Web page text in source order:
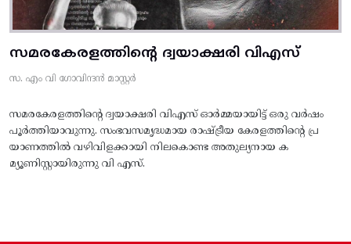
സമരകേരളത്തിൻ്റെ ദ്വയാക്ഷരി വിഎസ്
സ. എം വി ഗോവിന്ദൻ മാസ്റ്റർ
സമരകേരളത്തിൻ്റെ ദ്വയാക്ഷരി വിഎസ് ഓർമ്മയായിട്ട് ഒരു വർഷം
പൂർത്തിയാവുന്നു. സംഭവസമൃദ്ധമായ രാഷ്ട്രീയ കേരളത്തിന്റെ പ്ര
യാണത്തിൽ വഴിവിളക്കായി നിലകൊണ്ട അതുല്യനായ ക
മ്യൂണിസ്റ്റായിരുന്നു വി എസ്.